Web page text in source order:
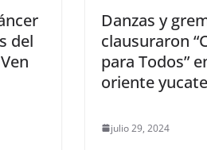
del
Danzas y
clausuraron
para Todos”
oriente
julio 29, 2024